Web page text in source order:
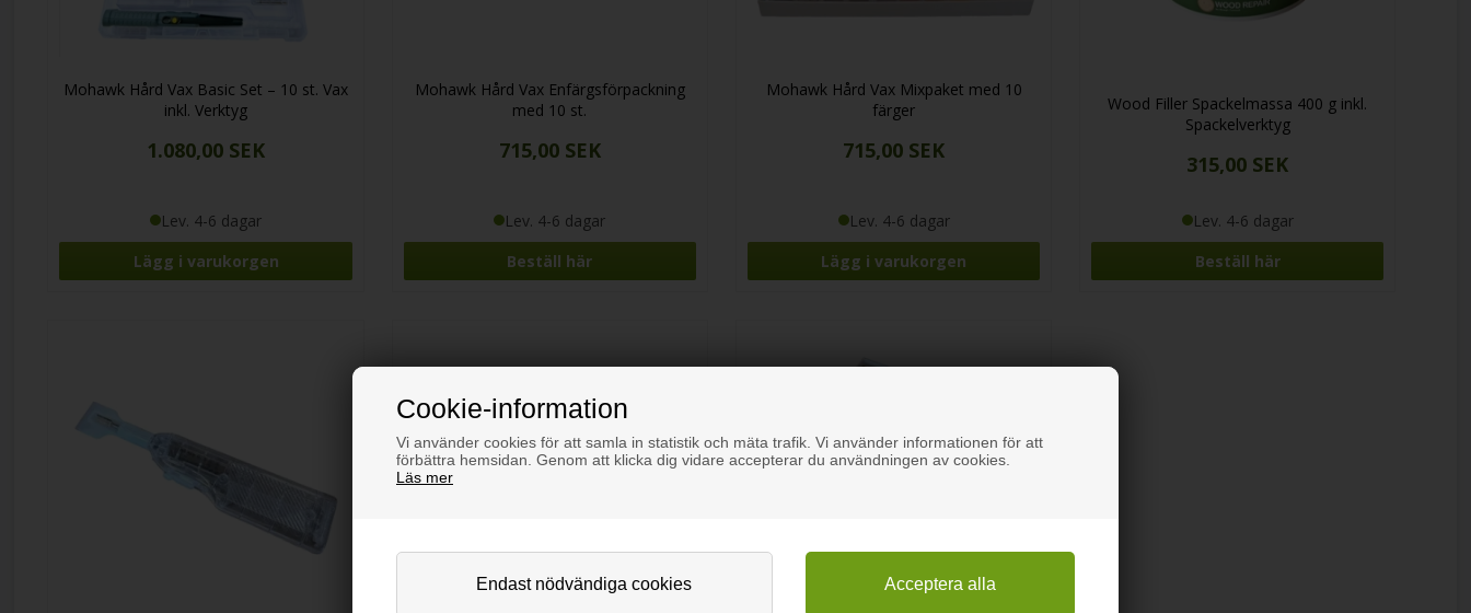
Cookie-information
Vi använder cookies för att samla in statistik och mäta trafik. Vi använder informationen för att
förbättra hemsidan. Genom att klicka dig vidare accepterar du användningen av cookies.
Läs mer
Mohawk Hård Vax Basic Set – 10 st. Vax
inkl. Verktyg
1.080,00 SEK
Lev. 4-6 dagar
Mohawk Hård Vax Enfärgsförpackning
med 10 st.
715,00 SEK
Lev. 4-6 dagar
Beställ här
Mohawk Hård Vax Mixpaket med 10
färger
715,00 SEK
Lev. 4-6 dagar
Wood Filler Spackelmassa 400 g inkl.
Spackelverktyg
315,00 SEK
Lev. 4-6 dagar
Beställ här